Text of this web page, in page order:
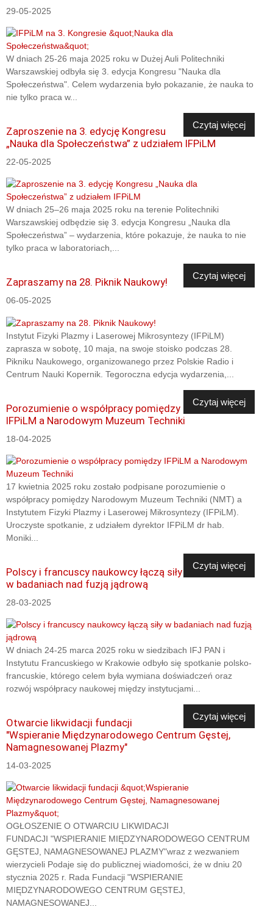
29-05-2025
W dniach 25-26 maja 2025 roku w Dużej Auli Politechniki
Warszawskiej odbyła się 3. edycja Kongresu "Nauka dla
Społeczeństwa". Celem wydarzenia było pokazanie, że nauka to
nie tylko praca w...
Czytaj więcej
Zaproszenie na 3. edycję Kongresu
„Nauka dla Społeczeństwa” z udziałem IFPiLM
22-05-2025
W dniach 25–26 maja 2025 roku na terenie Politechniki
Warszawskiej odbędzie się 3. edycja Kongresu „Nauka dla
Społeczeństwa” – wydarzenia, które pokazuje, że nauka to nie
tylko praca w laboratoriach,...
Czytaj więcej
Zapraszamy na 28. Piknik Naukowy!
06-05-2025
Instytut Fizyki Plazmy i Laserowej Mikrosyntezy (IFPiLM)
zaprasza w sobotę, 10 maja, na swoje stoisko podczas 28.
Pikniku Naukowego, organizowanego przez Polskie Radio i
Centrum Nauki Kopernik. Tegoroczna edycja wydarzenia,...
Czytaj więcej
Porozumienie o współpracy pomiędzy
IFPiLM a Narodowym Muzeum Techniki
18-04-2025
17 kwietnia 2025 roku zostało podpisane porozumienie o
współpracy pomiędzy Narodowym Muzeum Techniki (NMT) a
Instytutem Fizyki Plazmy i Laserowej Mikrosyntezy (IFPiLM).
Uroczyste spotkanie, z udziałem dyrektor IFPiLM dr hab.
Moniki...
Czytaj więcej
Polscy i francuscy naukowcy łączą siły
w badaniach nad fuzją jądrową
28-03-2025
W dniach 24-25 marca 2025 roku w siedzibach IFJ PAN i
Instytutu Francuskiego w Krakowie odbyło się spotkanie polsko-
francuskie, którego celem była wymiana doświadczeń oraz
rozwój współpracy naukowej między instytucjami...
Czytaj więcej
Otwarcie likwidacji fundacji
"Wspieranie Międzynarodowego Centrum Gęstej,
Namagnesowanej Plazmy"
14-03-2025
OGŁOSZENIE O OTWARCIU LIKWIDACJI
FUNDACJI "WSPIERANIE MIĘDZYNARODOWEGO CENTRUM
GĘSTEJ, NAMAGNESOWANEJ PLAZMY"wraz z wezwaniem
wierzycieli Podaje się do publicznej wiadomości, że w dniu 20
stycznia 2025 r. Rada Fundacji "WSPIERANIE
MIĘDZYNARODOWEGO CENTRUM GĘSTEJ,
NAMAGNESOWANEJ...